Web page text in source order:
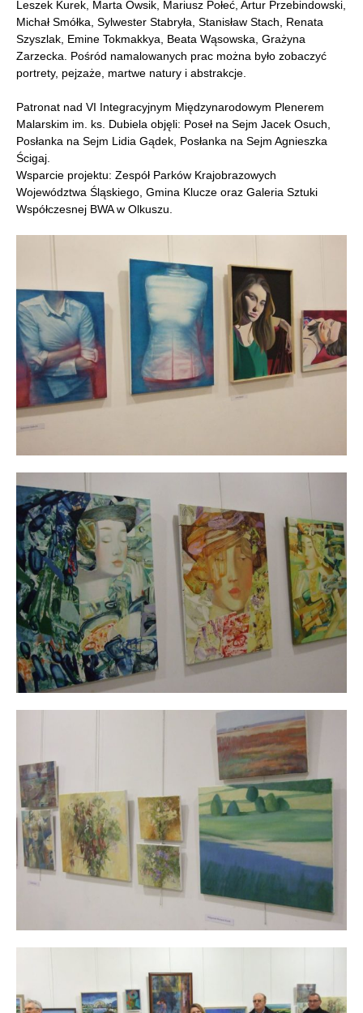
Leszek Kurek, Marta Owsik, Mariusz Połeć, Artur Przebindowski,
Michał Smółka, Sylwester Stabryła, Stanisław Stach, Renata
Szyszlak, Emine Tokmakkya, Beata Wąsowska, Grażyna
Zarzecka. Pośród namalowanych prac można było zobaczyć
portrety, pejzaże, martwe natury i abstrakcje.
Patronat nad VI Integracyjnym Międzynarodowym Plenerem
Malarskim im. ks. Dubiela objęli: Poseł na Sejm Jacek Osuch,
Posłanka na Sejm Lidia Gądek, Posłanka na Sejm Agnieszka
Ścigaj.
Wsparcie projektu: Zespół Parków Krajobrazowych
Województwa Śląskiego, Gmina Klucze oraz Galeria Sztuki
Współczesnej BWA w Olkuszu.